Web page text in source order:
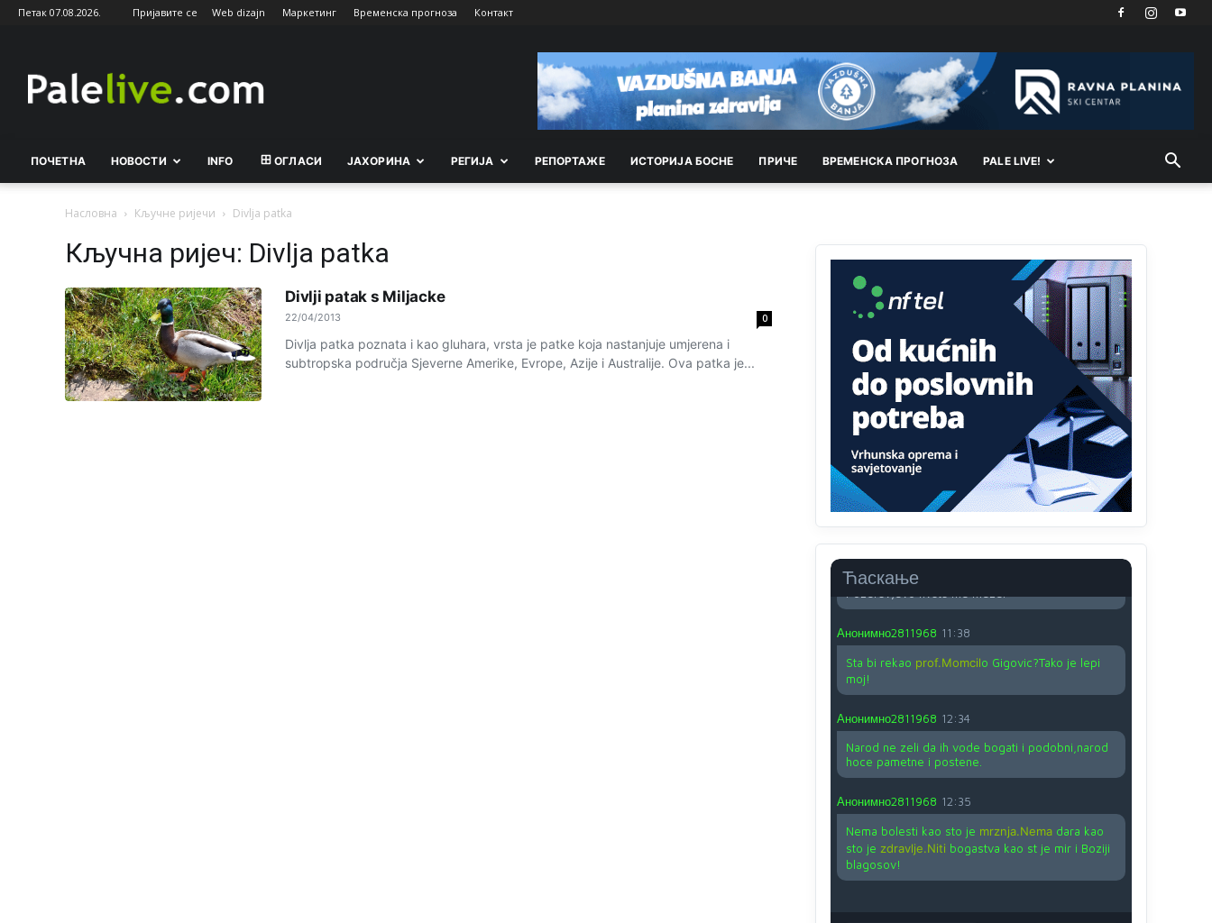
Петак 07.08.2026. Пријавите се Web dizajn Маркетинг Временска прогноза Контакт
ПОЧЕТНА НОВОСТИ INFO ОГЛАСИ ЈАХОРИНА РEГИЈА РEПОРТАЖE ИСТОРИЈА БОСНЕ ПРИЧЕ ВРEМEНСКА ПРОГНОЗА PALE LIVE!
Насловна Кључне ријечи Divlja patka
Кључна ријеч: Divlja patka
Divlji patak s Miljacke
22/04/2013 0
Divlja patka poznata i kao gluhara, vrsta je patke koja nastanjuje umjerena i
subtropska područja Sjeverne Amerike, Evrope, Azije i Australije. Ova patka je...
Ћаскање
Kuniocu ide q u guz...
Анонимно2808843 јуче
Анонимно2810587 11:11
vjeka,neko rece za Radovana i Ratka kaki su oni
srbi...i poce dalje da besjedi znam ja dobro sta je
bilo u Ag-ci...
Анонимно2810587
Proguglajte
Анонимно2810587 11:21
O kako su cudni lvi ljudi,uzeli bi sve da mogu...a
ja srce svima fajem,radujem se tudjoj sreci.I ko
ima i ko nema na iso ce mjesto leci!
Анонимно2810587
Nije u svijetu problem,nahraniti siromasnd,kako
nahraniti bogate!?
Анонимно2810587
Анонимно2811968 11:38
Sta bi rekao prof.Momcilo Gigovic?Tako je lepi
moj!
Анонимно2811968 12:34
Narod ne zeli da ih vode bogati i podobni,narod
hoce pametne i postene.
Анонимно2811968 12:35
Nema bolesti kao sto je mrznja.Nemadara kao
sto je zdravlje.Niti bogastva kao st je mir i Boziji
blagosov!